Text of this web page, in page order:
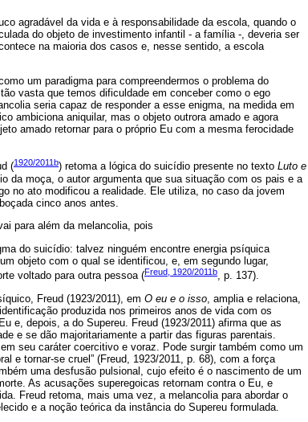
agradável da vida e à responsabilidade da escola, quando o
do objeto de investimento infantil - a família -, deveria ser
na maioria dos casos e, nesse sentido, a escola
um paradigma para compreendermos o problema do
vasta que temos dificuldade em conceber como o ego
seria capaz de responder a esse enigma, na medida em
ambiciona aniquilar, mas o objeto outrora amado e agora
amado retornar para o próprio Eu com a mesma ferocidade
(1920/2011b) retoma a lógica do suicídio presente no texto Luto e
da moça, o autor argumenta que sua situação com os pais e a
no ato modificou a realidade. Ele utiliza, no caso da jovem
cinco anos antes.
para além da melancolia, pois
do suicídio: talvez ninguém encontre energia psíquica
objeto com o qual se identificou, e, em segundo lugar,
voltado para outra pessoa (Freud, 1920/2011b
, p. 137).
Freud (1923/2011), em O eu e o isso , amplia e relaciona,
produzida nos primeiros anos de vida com os
e, depois, a do Supereu. Freud (1923/2011) afirma que as
e se dão majoritariamente a partir das figuras parentais.
seu caráter coercitivo e voraz. Pode surgir também como um
e tornar-se cruel” (Freud, 1923/2011, p. 68), com a força
uma desfusão pulsional, cujo efeito é o nascimento de um
As acusações superegoicas retornam contra o Eu, e
Freud retoma, mais uma vez, a melancolia para abordar o
e a noção teórica da instância do Supereu formulada.